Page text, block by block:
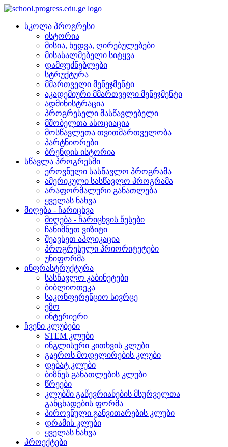
სკოლა პროგრესი
ისტორია
მისია, ხედვა, ღირებულებები
მისასალმებელი სიტყვა
დამფუძნებლები
სტრუქტურა
მმართველი მენეჯმენტი
აკადემიური მმართველი მენეჯმენტი
ადმინისტრაცია
პროგრესელი მასწავლებელი
მშობელთა ასოციაცია
მოსწავლეთა თვითმართველობა
პარტნიორები
ბრენდის ისტორია
სწავლა პროგრესში
ეროვნული სასწავლო პროგრამა
ამერიკული სასწავლო პროგრამა
არაფორმალური განათლება
ყველას ნახვა
მიღება - ჩარიცხვა
მიღება - ჩარიცხვის წესები
ჩანიშნეთ ვიზიტი
შეავსეთ აპლიკაცია
პროგრესული პრიორიტეტები
უნიფორმა
ინფრასტრუქტურა
სასწავლო კაბინეტები
ბიბლიოთეკა
საკონფერენციო სივრცე
ეზო
ინტერიერი
ჩვენი კლუბები
STEM კლუბი
ინგლისური კითხვის კლუბი
გაეროს მოდელირების კლუბი
დებატ კლუბი
ბიზნეს განათლების კლუბი
წრეები
კლუბში გაწევრიანების მსურველთა
განცხადების ფორმა
პიროვნული განვითარების კლუბი
დრამის კლუბი
ყველას ნახვა
პროექტები